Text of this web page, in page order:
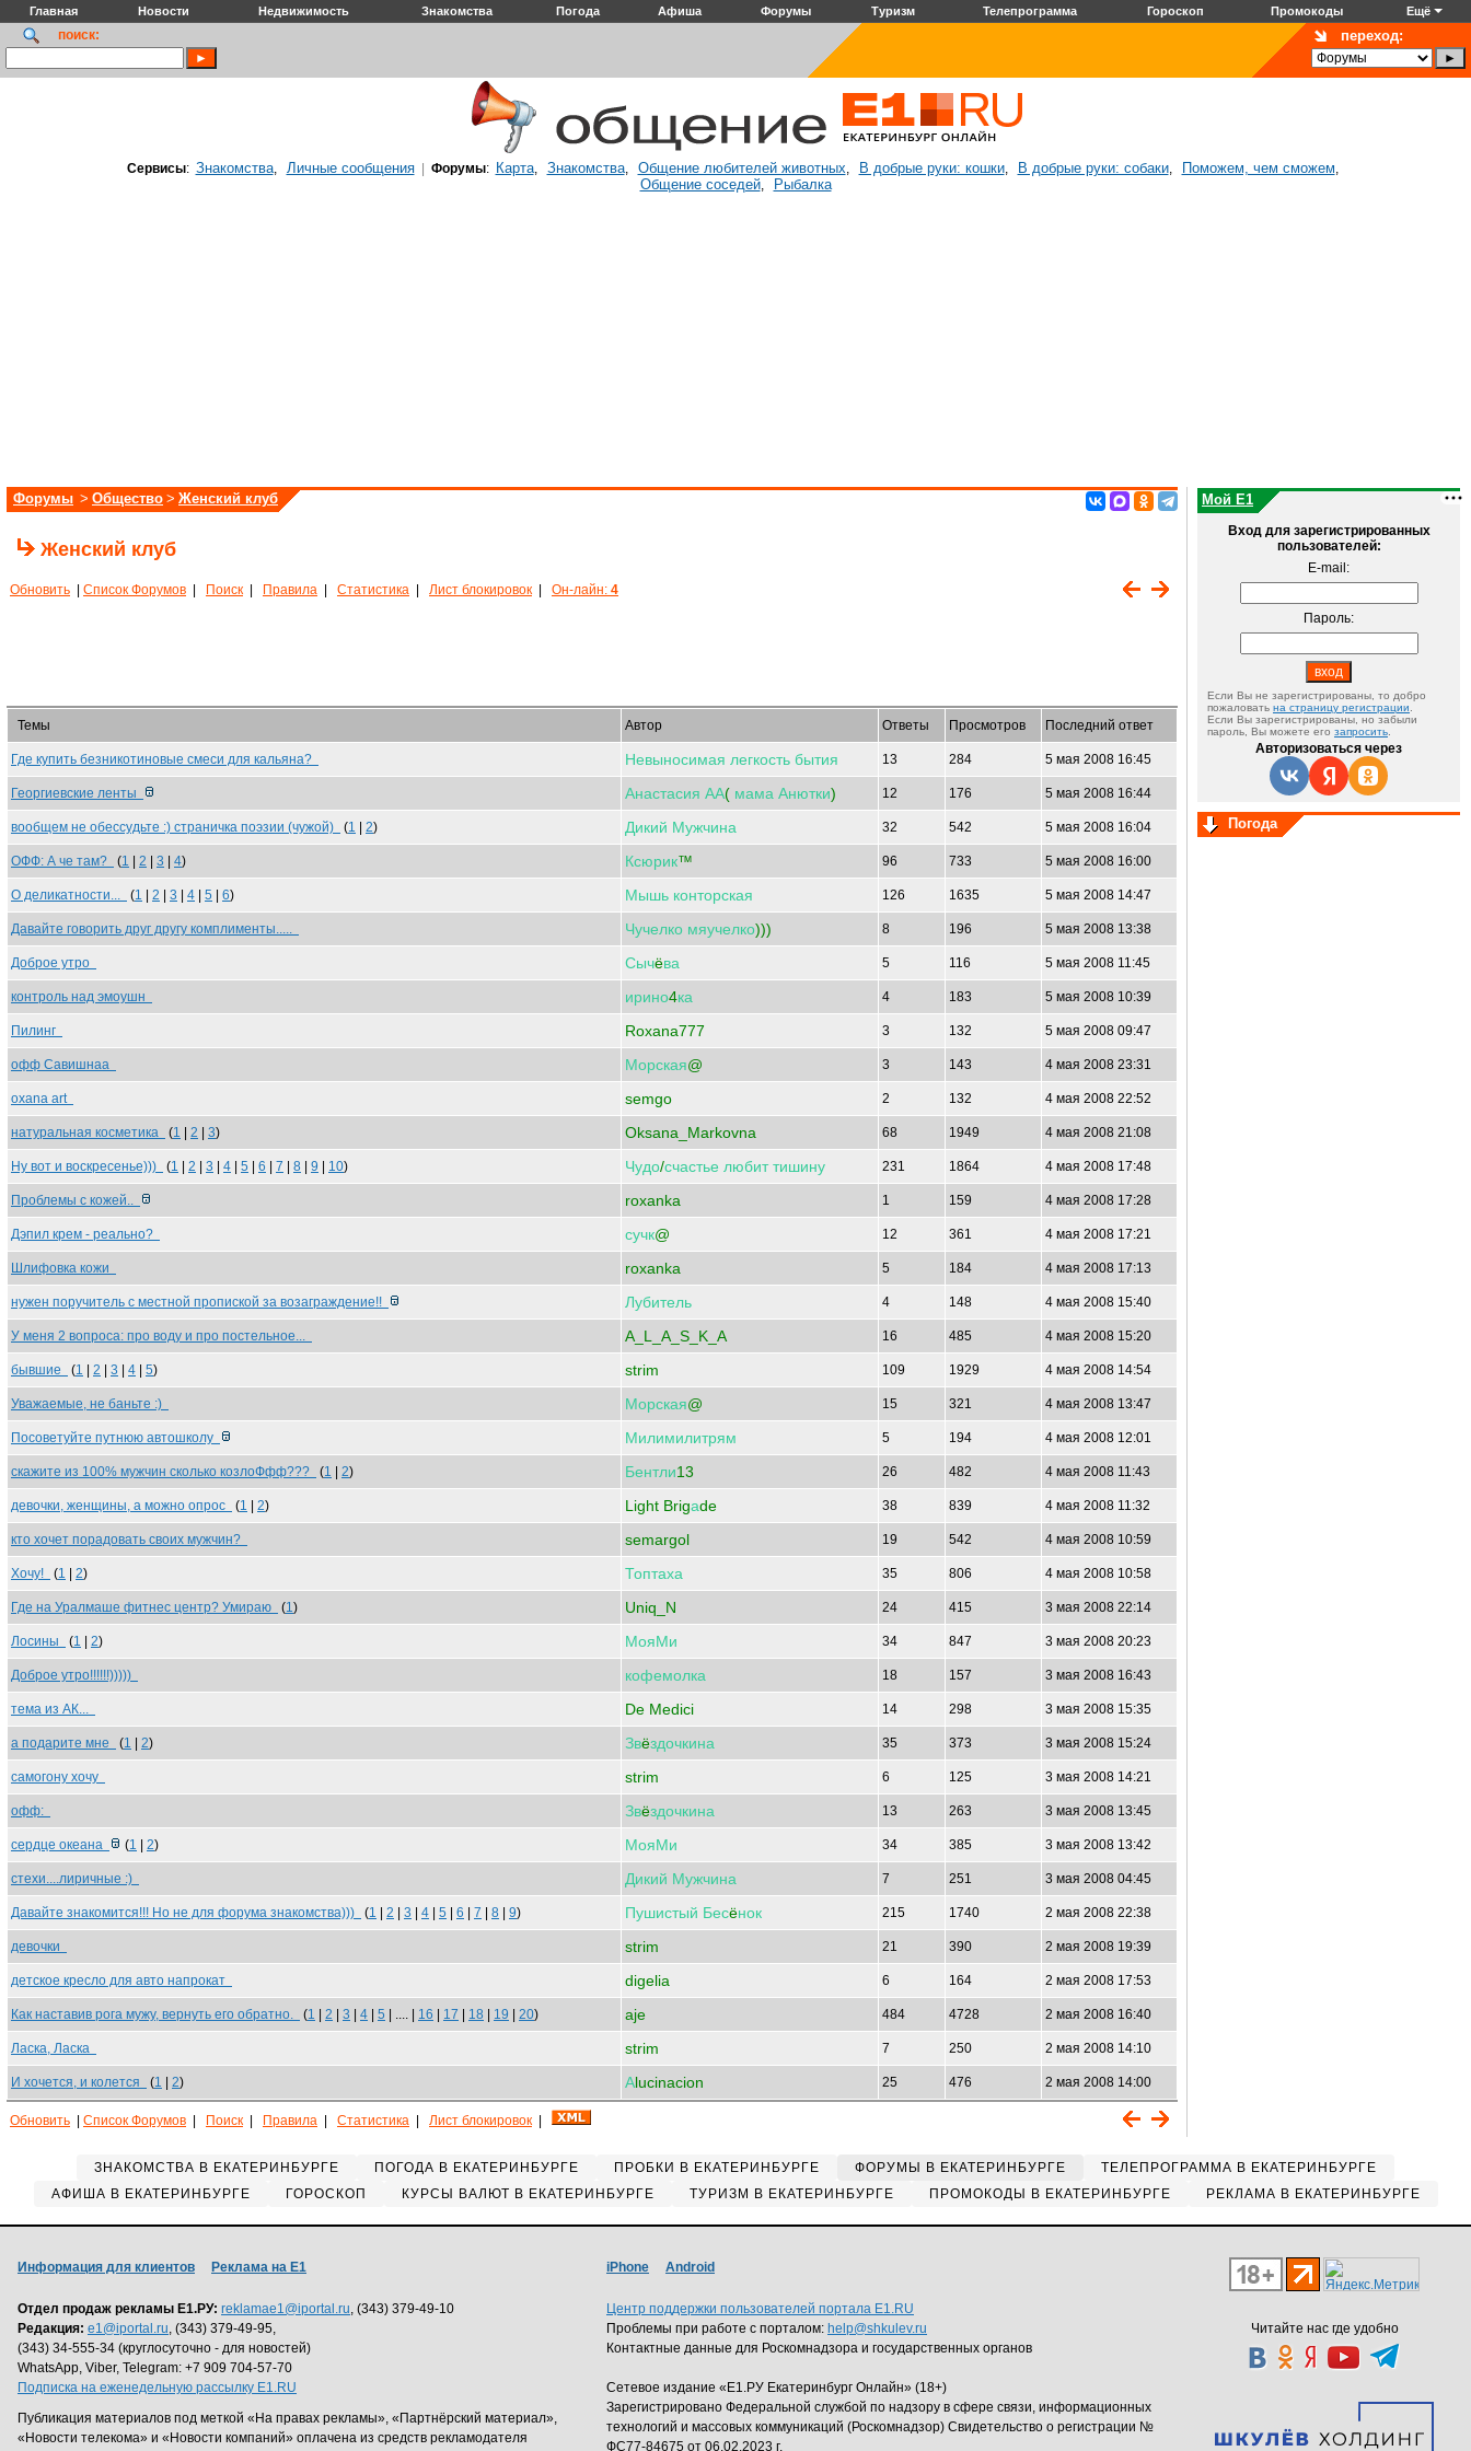
Главная Новости Недвижимость Знакомства Погода Афиша Форумы Туризм Телепрограмма Гороскоп Промокоды Ещё
поиск: переход:
Сервисы: Знакомства, Личные сообщения| Форумы: Карта, Знакомства, Общение любителей животных, В добрые руки: кошки, В добрые руки: собаки, Поможем, чем сможем,
Общение соседей, Рыбалка
Форумы > Общество > Женский клуб
Женский клуб
Обновить Список Форумов Поиск Правила Статистика Лист блокировок Он-лайн: 4
Темы Автор Ответы Просмотров Последний ответ
Где купить безникотиновые смеси для кальяна? Невыносимая легкость бытия 13 284 5 мая 2008 16:45
Георгиевские ленты Анастасия АА( мама Анютки) 12 176 5 мая 2008 16:44
вообщем не обессудьте :) страничка поэзии (чужой) (1 2) Дикий Мужчина 32 542 5 мая 2008 16:04
ОФФ: А че там? (1 2 3 4) Ксюрик™ 96 733 5 мая 2008 16:00
О деликатности... (1 2 3 4 5 6) Мышь конторская 126 1635 5 мая 2008 14:47
Давайте говорить друг другу комплименты..... Чучелко мяучелко))) 8 196 5 мая 2008 13:38
Доброе утро Сычёва 5 116 5 мая 2008 11:45
контроль над эмоушн ирино4ка 4 183 5 мая 2008 10:39
Пилинг Roxana777 3 132 5 мая 2008 09:47
офф Савишнаа Морская@ 3 143 4 мая 2008 23:31
oxana art semgo 2 132 4 мая 2008 22:52
натуральная косметика (1 2 3) Oksana_Markovna 68 1949 4 мая 2008 21:08
Ну вот и воскресенье))) (1 2 3 4 5 6 7 8 9 10) Чудо/счастье любит тишину 231 1864 4 мая 2008 17:48
Проблемы с кожей.. roxanka 1 159 4 мая 2008 17:28
Дэпил крем - реально? сучк@ 12 361 4 мая 2008 17:21
Шлифовка кожи roxanka 5 184 4 мая 2008 17:13
нужен поручитель с местной пропиской за возаграждение!! Лубитель 4 148 4 мая 2008 15:40
У меня 2 вопроса: про воду и про постельное... A_L_A_S_K_A 16 485 4 мая 2008 15:20
бывшие (1 2 3 4 5) strim 109 1929 4 мая 2008 14:54
Уважаемые, не баньте :) Морская@ 15 321 4 мая 2008 13:47
Посоветуйте путнюю автошколу Милимилитрям 5 194 4 мая 2008 12:01
скажите из 100% мужчин сколько козлоФфф??? (1 2) Бентли13 26 482 4 мая 2008 11:43
девочки, женщины, а можно опрос (1 2) Light Brigаde 38 839 4 мая 2008 11:32
кто хочет порадовать своих мужчин? semargol 19 542 4 мая 2008 10:59
Хочу! (1 2) Топтаха 35 806 4 мая 2008 10:58
Где на Уралмаше фитнес центр? Умираю (1) Uniq_N 24 415 3 мая 2008 22:14
Лосины (1 2) МояМи 34 847 3 мая 2008 20:23
Доброе утро!!!!!!))))) кофемолка 18 157 3 мая 2008 16:43
тема из АК... De Medici 14 298 3 мая 2008 15:35
а подарите мне (1 2) Звёздочкина 35 373 3 мая 2008 15:24
самогону хочу strim 6 125 3 мая 2008 14:21
офф: Звёздочкина 13 263 3 мая 2008 13:45
сердце океана (1 2) МояМи 34 385 3 мая 2008 13:42
стехи....лиричные :) Дикий Мужчина 7 251 3 мая 2008 04:45
Давайте знакомится!!! Но не для форума знакомства))) (1 2 3 4 5 6 7 8 9) Пушистый Бесёнок 215 1740 2 мая 2008 22:38
девочки strim 21 390 2 мая 2008 19:39
детское кресло для авто напрокат digelia 6 164 2 мая 2008 17:53
Как наставив рога мужу, вернуть его обратно. (1 2 3 4 5 | .... | 16 17 18 19 20) aje 484 4728 2 мая 2008 16:40
Ласка, Ласка strim 7 250 2 мая 2008 14:10
И хочется, и колется (1 2) Аlucinacion 25 476 2 мая 2008 14:00
Обновить Список Форумов Поиск Правила Статистика Лист блокировок
Мой E1
Вход для зарегистрированных
пользователей:
E-mail:
Пароль:
Если Вы не зарегистрированы, то добро
пожаловать на страницу регистрации
Если Вы зарегистрированы, но забыли
пароль, Вы можете его запросить
Авторизоваться через
Погода
ЗНАКОМСТВА В ЕКАТЕРИНБУРГЕ ПОГОДА В ЕКАТЕРИНБУРГЕ ПРОБКИ В ЕКАТЕРИНБУРГЕ ФОРУМЫ В ЕКАТЕРИНБУРГЕ
ТЕЛЕПРОГРАММА В ЕКАТЕРИНБУРГЕ
АФИША В ЕКАТЕРИНБУРГЕ
ГОРОСКОП КУРСЫ ВАЛЮТ В ЕКАТЕРИНБУРГЕ ТУРИЗМ В ЕКАТЕРИНБУРГЕ ПРОМОКОДЫ В ЕКАТЕРИНБУРГЕ РЕКЛАМА В ЕКАТЕРИНБУРГЕ
Читайте нас где удобно
Информация для клиентов Реклама на Е1
Отдел продаж рекламы Е1.РУ: reklamae1@iportal.ru, (343) 379-49-10
Редакция: e1@iportal.ru, (343) 379-49-95,
(343) 34-555-34 (круглосуточно - для новостей)
WhatsApp, Viber, Telegram: +7 909 704-57-70
Подписка на еженедельную рассылку E1.RU
Публикация материалов под меткой «На правах рекламы», «Партнёрский материал»,
«Новости телекома» и «Новости компаний» оплачена из средств рекламодателя
iPhone Android
Центр поддержки пользователей портала E1.RU
Проблемы при работе с порталом: help@shkulev.ru
Контактные данные для Роскомнадзора и государственных органов
Сетевое издание «Е1.РУ Екатеринбург Онлайн» (18+)
Зарегистрировано Федеральной службой по надзору в сфере связи, информационных
технологий и массовых коммуникаций (Роскомнадзор) Свидетельство о регистрации №
ФС77-84675 от 06.02.2023 г.